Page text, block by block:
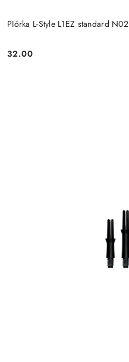
PIórka L-Style L1EZ standard N02
Cena:
32.00